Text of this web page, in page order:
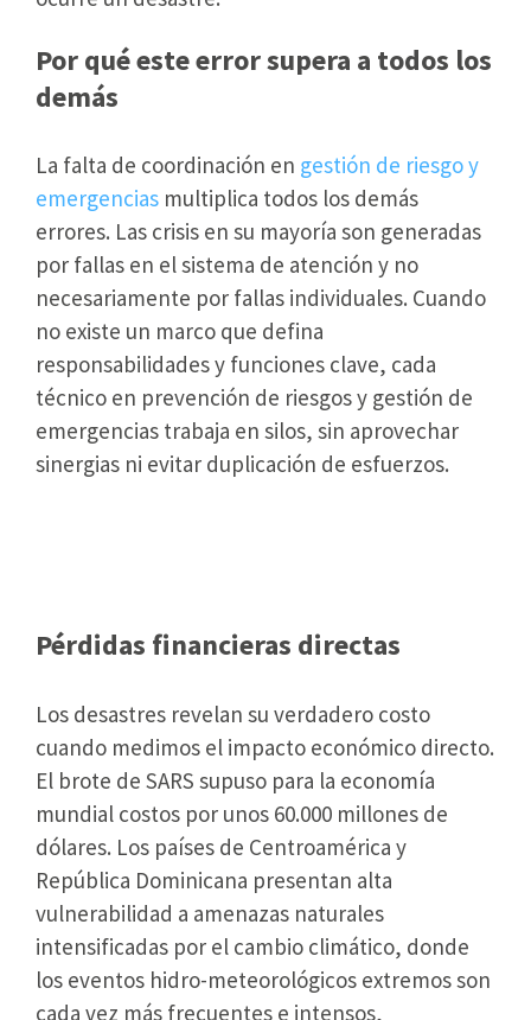
Por qué este error supera a todos los
demás
La falta de coordinación en gestión de riesgo y
emergencias multiplica todos los demás
errores. Las crisis en su mayoría son generadas
por fallas en el sistema de atención y no
necesariamente por fallas individuales. Cuando
no existe un marco que defina
responsabilidades y funciones clave, cada
técnico en prevención de riesgos y gestión de
emergencias trabaja en silos, sin aprovechar
sinergias ni evitar duplicación de esfuerzos.
Pérdidas financieras directas
Los desastres revelan su verdadero costo
cuando medimos el impacto económico directo.
El brote de SARS supuso para la economía
mundial costos por unos 60.000 millones de
dólares. Los países de Centroamérica y
República Dominicana presentan alta
vulnerabilidad a amenazas naturales
intensificadas por el cambio climático, donde
los eventos hidro-meteorológicos extremos son
cada vez más frecuentes e intensos,